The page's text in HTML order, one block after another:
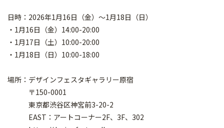
日時：2026年1月16日（金）〜1月18日（日）
・1月16日（金）14:00-20:00
・1月17日（土）10:00-20:00
・1月18日（日）10:00-18:00
場所：デザインフェスタギャラリー原宿
〒150-0001
東京都渋谷区神宮前3-20-2
EAST：アートコーナー2F、3F、302